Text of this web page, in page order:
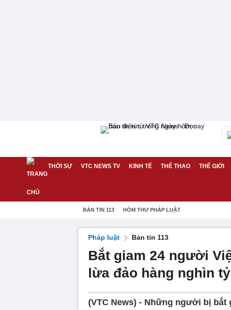
THỜI SỰ VTC NEWS TV KINH TẾ THỂ THAO THẾ GIỚI
BẢN TIN 113 HÒM THƯ PHÁP LUẬT
Pháp luật Bản tin 113
Bắt giam 24 người
lừa đảo hàng nghìn
(VTC News) - Những người bị bắt